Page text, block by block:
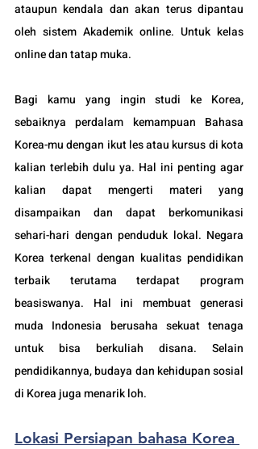
ataupun kendala dan akan terus dipantau
oleh sistem Akademik online. Untuk kelas
online dan tatap muka.
Bagi kamu yang ingin studi ke Korea,
sebaiknya perdalam kemampuan Bahasa
Korea-mu dengan ikut les atau kursus di kota
kalian terlebih dulu ya. Hal ini penting agar
kalian dapat mengerti materi yang
disampaikan dan dapat berkomunikasi
Korea terkenal dengan kualitas pendidikan
terbaik terutama terdapat program
beasiswanya. Hal ini membuat generasi
muda Indonesia berusaha sekuat tenaga
untuk bisa berkuliah disana. Selain
pendidikannya, budaya dan kehidupan sosial
di Korea juga menarik loh.
Lokasi Persiapan bahasa Korea